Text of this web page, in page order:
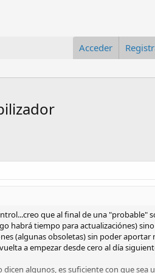
Acceder
que al final de una "probable"
habrá tiempo para actualizaciónes)
(algunas obsoletas) sin poder aportar
a empezar desde cero al día
algunos, es suficiente con que sea